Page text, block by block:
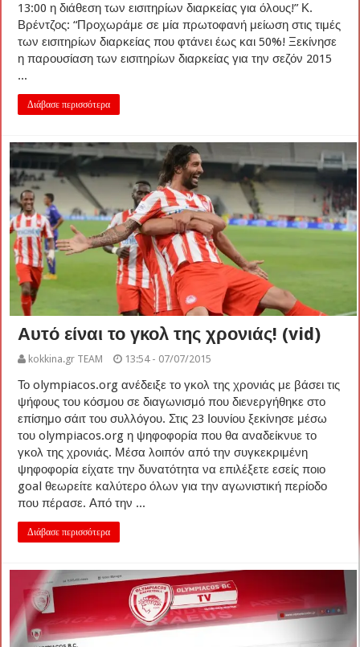
13:00 η διάθεση των εισιτηρίων διαρκείας για όλους!” Κ.
Βρέντζος: “Προχωράμε σε μία πρωτοφανή μείωση στις τιμές
των εισιτηρίων διαρκείας που φτάνει έως και 50%! Ξεκίνησε
η παρουσίαση των εισιτηρίων διαρκείας για την σεζόν 2015
...
Διάβασε περισσότερα
Αυτό είναι το γκολ της χρονιάς! (vid)
kokkina.gr TEAM 13:54 - 07/07/2015
Το olympiacos.org ανέδειξε το γκολ της χρονιάς με βάσει τις
ψήφους του κόσμου σε διαγωνισμό που διενεργήθηκε στο
επίσημο σάιτ του συλλόγου. Στις 23 Ιουνίου ξεκίνησε μέσω
του olympiacos.org η ψηφοφορία που θα αναδείκνυε το
γκολ της χρονιάς. Μέσα λοιπόν από την συγκεκριμένη
ψηφοφορία είχατε την δυνατότητα να επιλέξετε εσείς ποιο
goal θεωρείτε καλύτερο όλων για την αγωνιστική περίοδο
που πέρασε. Από την ...
Διάβασε περισσότερα